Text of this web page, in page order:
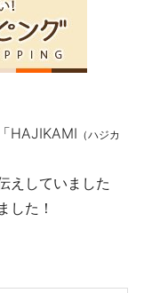
HAJIKAMI （ハジカ
えしていました
した！